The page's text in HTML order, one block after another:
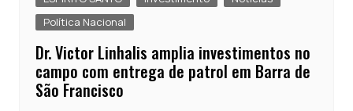
Política Nacional
Dr. Victor Linhalis amplia investimentos no
campo com entrega de patrol em Barra de
São Francisco